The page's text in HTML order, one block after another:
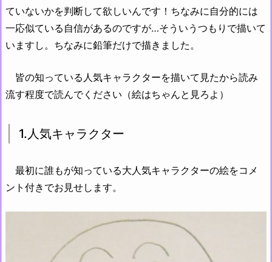
ていないかを判断して欲しいんです！ちなみに自分的には
一応似ている自信があるのですが…そういうつもりで描いて
いますし。ちなみに鉛筆だけで描きました。
皆の知っている人気キャラクターを描いて見たから読み
流す程度で読んでください（絵はちゃんと見ろよ）
1.人気キャラクター
最初に誰もが知っている大人気キャラクターの絵をコメ
ント付きでお見せします。